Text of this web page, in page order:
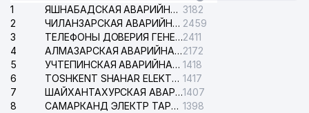
1
ЯШНАБАДСКАЯ АВАРИЙНАЯ СЛУЖБА ЭЛЕКТРОСЕТИ 3182
2
ЧИЛАНЗАРСКАЯ АВАРИЙНАЯ СЛУЖБА ЭЛЕКТРОСЕТИ 2459
3
ТЕЛЕФОНЫ ДОВЕРИЯ ГЕНЕРАЛЬНОЙ ПРОКУРАТУРЫ РЕСПУБЛИКИ УЗБЕКИСТАН2411
4
АЛМАЗАРСКАЯ АВАРИЙНАЯ СЛУЖБА ЭЛЕКТРОСЕТИ2172
5
УЧТЕПИНСКАЯ АВАРИЙНАЯ СЛУЖБА ЭЛЕКТРОСЕТИ 1418
6
TOSHKENT SHAHAR ELEKTR TARMOQLARI KORXONASI АО 1417
7
ШАЙХАНТАХУРСКАЯ АВАРИЙНАЯ СЛУЖБА ЭЛЕКТРОСЕТИ1407
8
САМАРКАНД ЭЛЕКТР ТАРМОКЛАРИ АО 1398